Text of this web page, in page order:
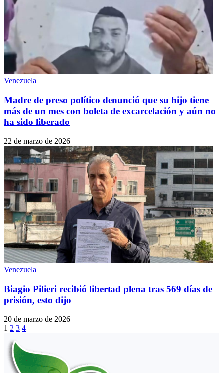
Venezuela
Madre de preso político denunció que su hijo tiene
más de un mes con boleta de excarcelación y aún no
ha sido liberado
22 de marzo de 2026
Venezuela
Biagio Pilieri recibió libertad plena tras 569 días de
prisión, esto dijo
20 de marzo de 2026
1 2 3 4